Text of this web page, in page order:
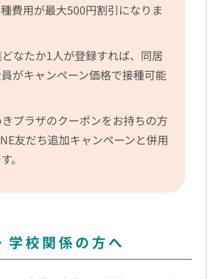
費用が最大500円割引になりま
なたか1人が登録すれば、同居
がキャンペーン価格で接種可能
きプラザのクーポンをお持ちの方
友だち追加キャンペーンと併用
。
学校関係の方へ